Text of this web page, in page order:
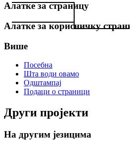
Алатке за страницу
Алатке за корисничку
Више
Посебна
Шта води овамо
Одштампај
Подаци о страници
Други пројекти
На другим језицима